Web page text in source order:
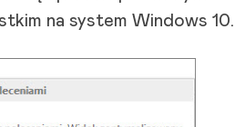
na system Windows 10.